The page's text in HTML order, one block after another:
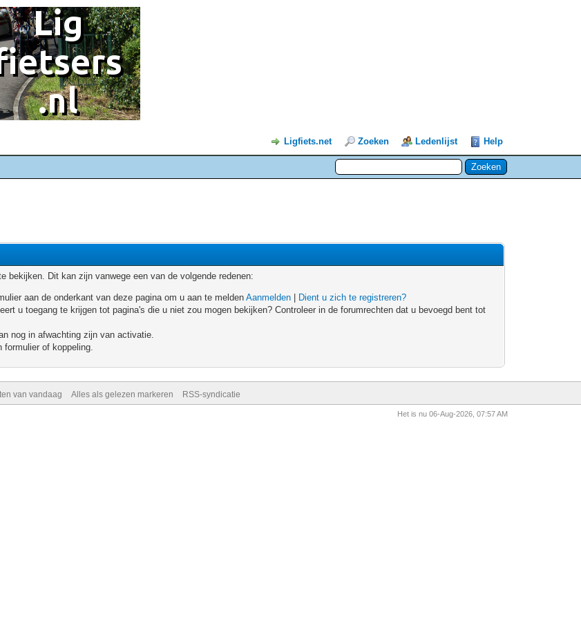
Ligfiets.net Zoeken Ledenlijst Help
bekijken. Dit kan zijn vanwege een van de volgende redenen:
aan de onderkant van deze pagina om u aan te meldenAanmelden
Dient u zich te registreren?
u toegang te krijgen tot pagina's die u niet zou mogen bekijken? Controleer in de forumrechten dat u bevoegd bent tot
nog in afwachting zijn van activatie.
formulier of koppeling.
van vandaag Alles als gelezen markeren RSS-syndicatie
Het is nu 06-Aug-2026, 07:57 AM